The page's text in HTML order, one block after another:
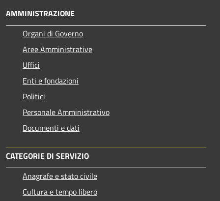
AMMINISTRAZIONE
Organi di Governo
Aree Amministrative
Uffici
Enti e fondazioni
Politici
Personale Amministrativo
Documenti e dati
CATEGORIE DI SERVIZIO
Anagrafe e stato civile
Cultura e tempo libero